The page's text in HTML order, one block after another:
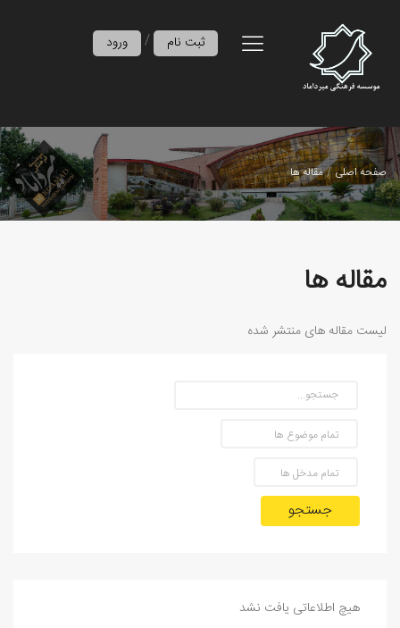
ورود / ثبت نام
صفحه اصلی مقاله ها
مقاله ها
لیست مقاله های منتشر شده
جستجو
هیچ اطلاعاتی یافت نشد